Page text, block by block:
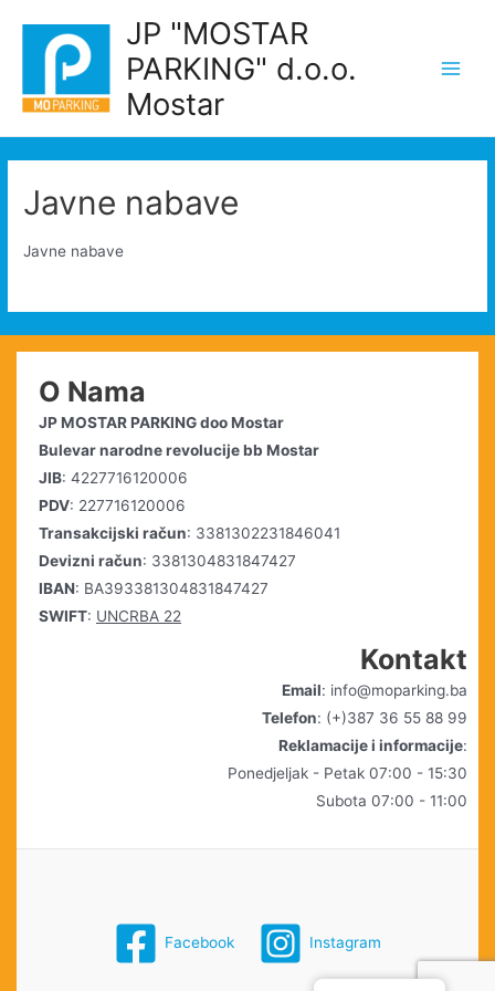
JP "MOSTAR
PARKING" d.o.o.
Mostar
Javne nabave
Javne nabave
O Nama
JP MOSTAR PARKING doo Mostar
Bulevar narodne revolucije bb Mostar
JIB: 4227716120006
PDV: 227716120006
Transakcijski račun: 3381302231846041
Devizni račun: 3381304831847427
IBAN: BA393381304831847427
SWIFT: UNCRBA 22
Kontakt
Email: info@moparking.ba
Telefon: (+)387 36 55 88 99
Reklamacije i informacije:
Ponedjeljak - Petak 07:00 - 15:30
Subota 07:00 - 11:00
Facebook Instagram